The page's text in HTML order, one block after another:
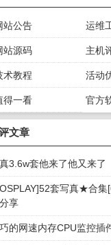
站公告 运维
站源码 主机
术教程 活动
得一看
绿色软件
官方
文章
3.6w套他来了他又来了
套写真★合集
享
的网速内存CPU监控插